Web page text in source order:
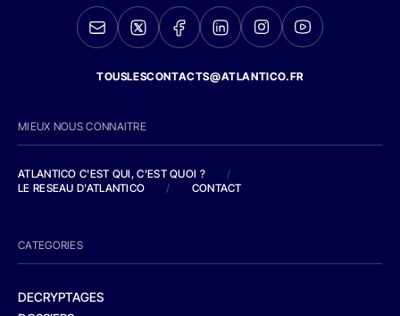
TOUSLESCONTACTS@ATLANTICO.FR
MIEUX NOUS CONNAITRE
ATLANTICO C'EST QUI, C'EST QUOI ?
/
LE RESEAU D'ATLANTICO
/ CONTACT
CATEGORIES
DECRYPTAGES